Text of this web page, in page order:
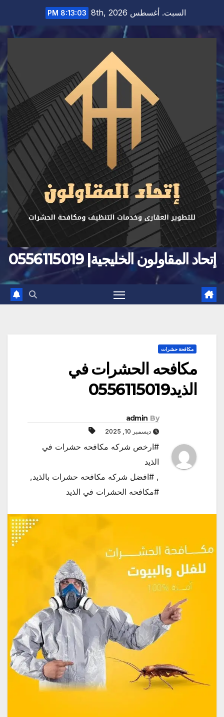
content
السبت. أغسطس 8th, 2026 8:13:04 PM
إتحاد المقاولون الخليجية| 0556115019
مكافحة حشرات
مكافحه الحشرات في
الذيد0556115019
By
admin
ديسمبر 10, 2025
#ارخص شركه مكافحه حشرات في
الذيد
, #افضل شركه مكافحه حشرات بالذيد,
#مكافحه الحشرات في الذيد